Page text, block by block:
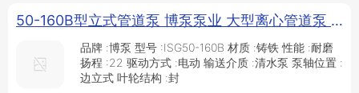
50-160B型立式管道泵 博泵泵业 大型离心管道泵 立式单级单吸清水泵 直联离心式增压泵 农田灌溉专用泵_供应产品_河北博泵泵业有限公司
品牌 :博泵 型号 :ISG50-160B 材质 :铸铁 性能 :耐磨
扬程 :22 驱动方式 :电动 输送介质 :清水泵 泵轴位置 :
边立式 叶轮结构 :封